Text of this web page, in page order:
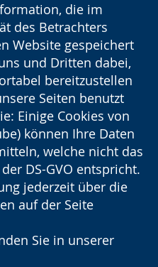
die im
des Betrachters
Website gespeichert
und Dritten dabei,
bereitzustellen
Seiten benutzt
Einige Cookies von
können Ihre Daten
welche nicht das
DS-GVO entspricht.
jederzeit über die
auf der Seite
Sie in unserer